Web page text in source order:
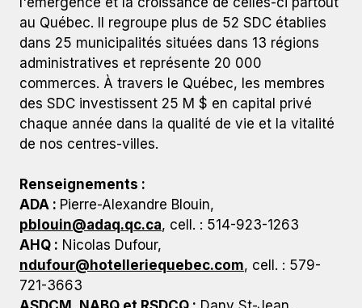
au Québec. Il regroupe plus de 52 SDC établies
dans 25 municipalités situées dans 13 régions
administratives et représente 20 000
commerces. À travers le Québec, les membres
des SDC investissent 25 M $ en capital privé
chaque année dans la qualité de vie et la vitalité
de nos centres-villes.
Renseignements :
ADA : Pierre-Alexandre Blouin,
pblouin@adaq.qc.ca, cell. : 514-923-1263
AHQ : Nicolas Dufour,
ndufour@hotelleriequebec.com, cell. : 579-
721-3663